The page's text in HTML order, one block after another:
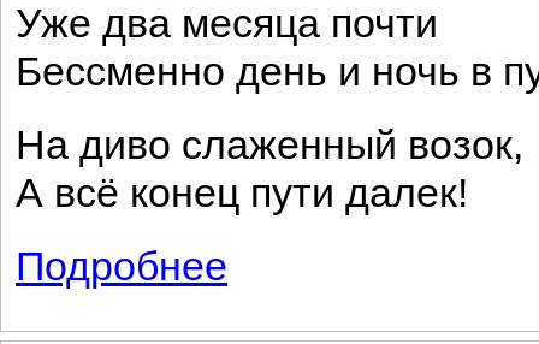
Уже два месяца почти
Бессменно день и ночь в
На диво слаженный возок,
А всё конец пути далек!
Подробнее